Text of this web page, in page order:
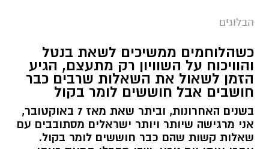
הבלוגים
כשהלוחמים ממשיכים לשאת בנטל
והוויכוח על השוויון רק מתעצם, הגיע
הזמן לשאול את השאלות שרבים כבר
חושבים אבל חוששים לומר בקול
בשנים האחרונות, וביתר שאת מאז 7 באוקטובר,
אני מרגישה שיותר ויותר ישראלים מסתובבים עם
שאלות קשות שהם כבר חוששים לומר בקול.